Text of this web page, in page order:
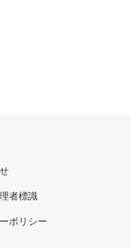
者標識
ポリシー